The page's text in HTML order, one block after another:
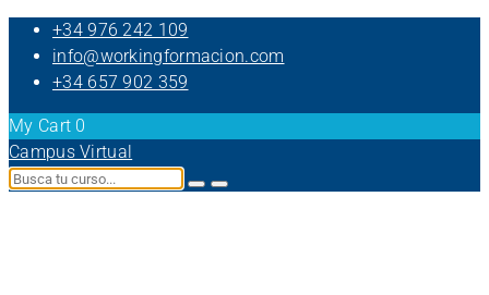
+34 976 242 109
info@workingformacion.com
+34 657 902 359
My Cart 0
Campus Virtual